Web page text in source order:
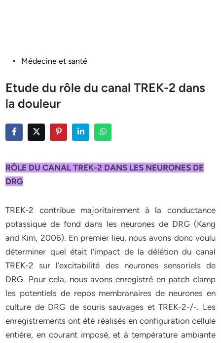
PostedMédecine et santé
Etude du rôle du canal TREK-2 dans
la douleur
RÔLE DU CANAL TREK-2 DANS LES NEURONES DE
DRG
TREK-2 contribue majoritairement à la conductance
potassique de fond dans les neurones de DRG (Kang
and Kim, 2006). En premier lieu, nous avons donc voulu
déterminer quel était l’impact de la délétion du canal
TREK-2 sur l’excitabilité des neurones sensoriels de
DRG. Pour cela, nous avons enregistré en patch clamp
les potentiels de repos membranaires de neurones en
culture de DRG de souris sauvages et TREK-2-/-. Les
enregistrements ont été réalisés en configuration cellule
entière, en courant imposé, et à température ambiante